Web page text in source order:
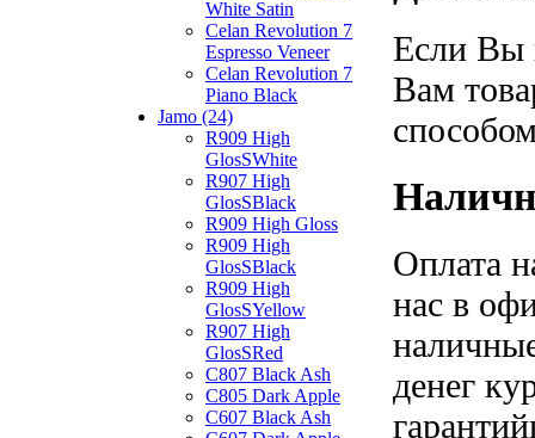
White Satin
Celan Revolution 7
Espresso Veneer
Celan Revolution 7
Piano Black
Jamo (24)
R909 High
GlosSWhite
R907 High
GlosSBlack
R909 High Gloss
R909 High
GlosSBlack
R909 High
GlosSYellow
R907 High
GlosSRed
C807 Black Ash
C805 Dark Apple
C607 Black Ash
Если Вы
Вам
Оплата
нас в
денег